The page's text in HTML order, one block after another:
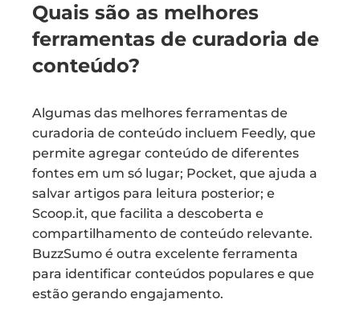
Quais são as melhores
ferramentas de curadoria de
conteúdo?
Algumas das melhores ferramentas de
curadoria de conteúdo incluem Feedly, que
permite agregar conteúdo de diferentes
fontes em um só lugar; Pocket, que ajuda a
salvar artigos para leitura posterior; e
Scoop.it, que facilita a descoberta e
compartilhamento de conteúdo relevante.
BuzzSumo é outra excelente ferramenta
para identificar conteúdos populares e que
estão gerando engajamento.